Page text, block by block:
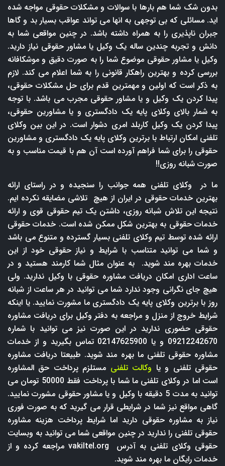
بدون شک شما هم بارها با سوالات و مشکلات حقوقی مواجه شده
اید. مسائلی که بی توجهی به انها می تواند عواقب بسیار بد و گاها
جبران ناپذیری را به همراه داشته باشد. در چنین مواقعی شما به
دانش و تجربه چندین ساله یک وکیل یا مشاور حقوقی نیاز دارید.
وکیل یا مشاور حقوقی موضوع شما را به صورت دقیق و موشکافانه
بررسی کرده و بهترین راهکار قانونی را به شما اعلام می کند. لازم
به ذکر است که اولین و مهمترین قدم برای حل مشکلات حقوقی،
پیدا کردن یک وکیل و یا مشاور حقوقی مجرب می باشد. با توجه
به شمار بالای وکلای پایه یک دادگستری و یا مشاورین حقوقی،
پیدا کردن یک وکیل کاربلد امری دشوار است. در این بین وکلای
تلفنی امکان ارتباط با برترین وکلای پایه یک دادگستری و مشاورین
حقوقی را برای شما فراهم آورده است آن هم با قیمت مناسب و به
صورت شبانه روزی!!
ما در وکلای تلفنی همه جوانب را سنجیده و در راستای ارائه
بهترین خدمات حقوقی در ایران از هیچ تلاشی مضایقه نکرده ایم.
نتیجه این تلاش شبانه روزی، داشتن یک تیم حقوقی قوی و ارائه
خدمات حقوقی به بهترین شکل ممکن شده است. خدمات حقوقی
ارائه شده توسط تیم وکلای تلفنی بسیار گسترده و متنوع می باشد
و شما می توانید متناسب با شرایط و نیاز حقوقی خود از این
خدمات بهره مند شوید. به عنوان مثال شما کارمند هستید و در
ساعت اداری امکان دریافت مشاوره حقوقی با وکیل ندارید. ولی
هیچ جای نگرانی وجود ندارد شما می توانید در هر ساعت از شبانه
روز با برترین وکلای پایه یک دادگستری ما مشورت نمایید. یا اینکه
شرایط خروج از منزل و مراجعه به دفتر وکیل برای دریافت مشاوره
حقوقی حضوری ندارید در این صورت نیز می توانید با شماره
09212242670 و یا 02147625900 تماس بگیرید و از خدمات
مشاوره حقوقی تلفنی ما بهره مند شوید. طبیعتا دریافت مشاوره
حقوقی تلفنی و یا وکالت تلفنی مستلزم پرداخت حق المشاوره
است اما در وکلای تلفنی ما شما با پرداخت فقط 50000 تومان می
توانید به مدت 5 دقیقه با وکیل و یا مشاور حقوقی مشورت نمایید.
گاهی مواقع نیز شما در شرایطی قرار می گیرید که به صورت فوری
نیاز به مشاوره حقوقی دارید اما شرایط پرداخت هزینه مشاوره
حقوقی تلفنی را ندارید در چنین مواقعی شما می توانید به وبسایت
حقوقی وکلای تلفنی به آدرس
vakiltel.org مراجعه کرده و از
خدمات رایگان ما بهره مند شوید.